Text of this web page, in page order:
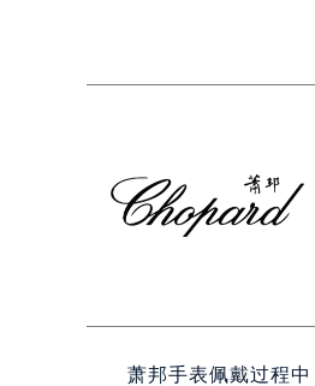
萧邦手表佩戴过程中